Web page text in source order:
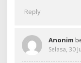
Reply
Anonim
Selasa, 30